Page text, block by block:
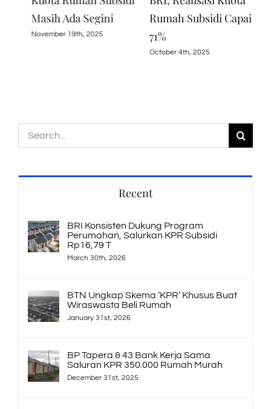
Rumah Subsidi Capai
71%
Salurkan KPR Subsidi
Rp16,79 T
March 30th, 2026
Search
Recent
BRI Konsisten Dukung Program
Perumahan, Salurkan KPR Subsidi
Rp16,79 T
March 30th, 2026
BTN Ungkap Skema ‘KPR’ Khusus Buat
Wiraswasta Beli Rumah
January 31st, 2026
BP Tapera & 43 Bank Kerja Sama
Saluran KPR 350.000 Rumah Murah
December 31st, 2025